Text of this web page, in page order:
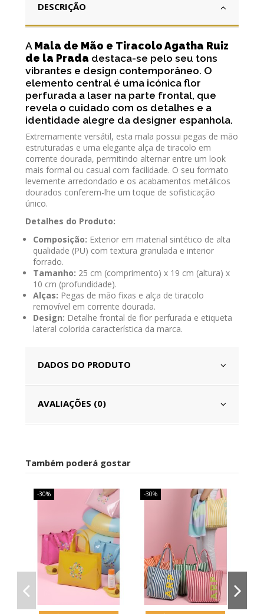
DESCRIÇÃO
A Mala de Mão e Tiracolo Agatha Ruiz
de la Prada destaca-se pelo seu tons
vibrantes e design contemporâneo. O
elemento central é uma icónica flor
perfurada a laser na parte frontal, que
revela o cuidado com os detalhes e a
identidade alegre da designer espanhola.
Extremamente versátil, esta mala possui pegas de mão
estruturadas e uma elegante alça de tiracolo em
corrente dourada, permitindo alternar entre um look
mais formal ou casual com facilidade. O seu formato
levemente arredondado e os acabamentos metálicos
dourados conferem-lhe um toque de sofisticação
único.
Detalhes do Produto:
Composição: Exterior em material sintético de alta
qualidade (PU) com textura granulada e interior
forrado.
Tamanho: 25 cm (comprimento) x 19 cm (altura) x
10 cm (profundidade).
Alças: Pegas de mão fixas e alça de tiracolo
removível em corrente dourada.
Design: Detalhe frontal de flor perfurada e etiqueta
lateral colorida característica da marca.
DADOS DO PRODUTO
AVALIAÇÕES (0)
Também poderá gostar
-30% -30%